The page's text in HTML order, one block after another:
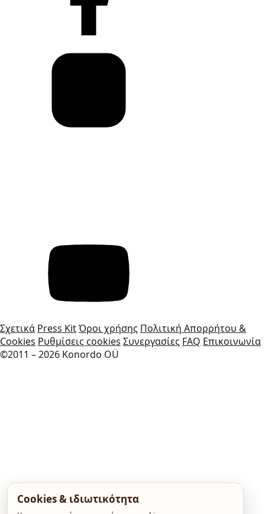
Σχετικά Press KitΌροι χρήσης Πολιτική Απορρήτου &
Cookies Ρυθμίσεις cookies Συνεργασίες FAQ Επικοινωνία
©2011 – 2026 Konordo OÜ
Cookies & ιδιωτικότητα